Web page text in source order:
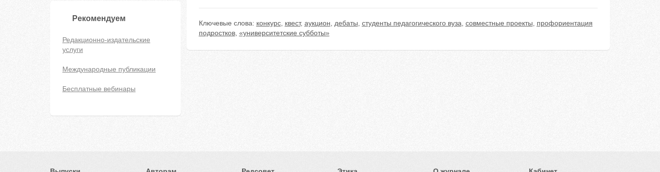
Рекомендуем
Редакционно-издательские
услуги
Международные публикации
Бесплатные вебинары
Ключевые слова: конкурс, квест, аукцион дебаты студенты педагогического вуза совместные проекты
профориентация
подростков, «университетские субботы»